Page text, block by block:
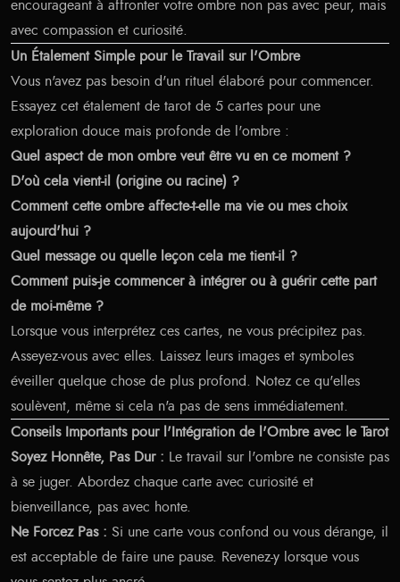
encourageant à affronter votre ombre non pas avec peur, mais
avec compassion et curiosité.
Un Étalement Simple pour le Travail sur l'Ombre
Vous n'avez pas besoin d'un rituel élaboré pour commencer.
Essayez cet étalement de tarot de 5 cartes pour une
exploration douce mais profonde de l'ombre :
Quel aspect de mon ombre veut être vu en ce moment ?
D'où cela vient-il (origine ou racine) ?
Comment cette ombre affecte-t-elle ma vie ou mes choix
aujourd'hui ?
Quel message ou quelle leçon cela me tient-il ?
Comment puis-je commencer à intégrer ou à guérir cette part
de moi-même ?
Lorsque vous interprétez ces cartes, ne vous précipitez pas.
Asseyez-vous avec elles. Laissez leurs images et symboles
éveiller quelque chose de plus profond. Notez ce qu'elles
soulèvent, même si cela n'a pas de sens immédiatement.
Conseils Importants pour l'Intégration de l'Ombre avec le Tarot
Soyez Honnête, Pas Dur : Le travail sur l'ombre ne consiste pas
à se juger. Abordez chaque carte avec curiosité et
bienveillance, pas avec honte.
Ne Forcez Pas : Si une carte vous confond ou vous dérange, il
est acceptable de faire une pause. Revenez-y lorsque vous